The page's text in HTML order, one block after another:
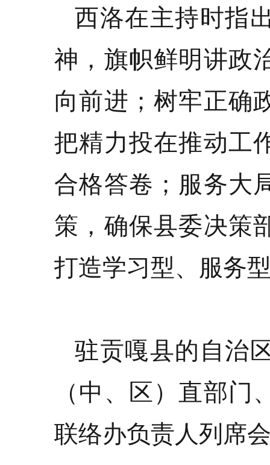
西洛在主持时指
神，旗帜鲜明讲政
向前进；树牢正确
把精力投在推动工
合格答卷；服务大
策，确保县委决策
打造学习型、服务
驻贡嘎县的自治
（中、区）直部
联络办负责人列席